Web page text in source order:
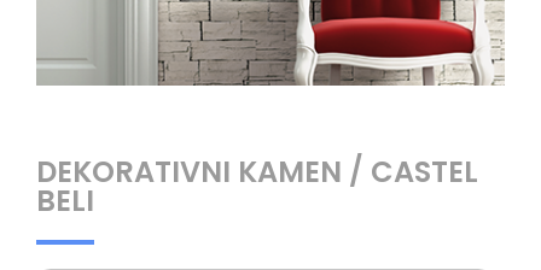
DEKORATIVNI KAMEN / CASTEL
BELI